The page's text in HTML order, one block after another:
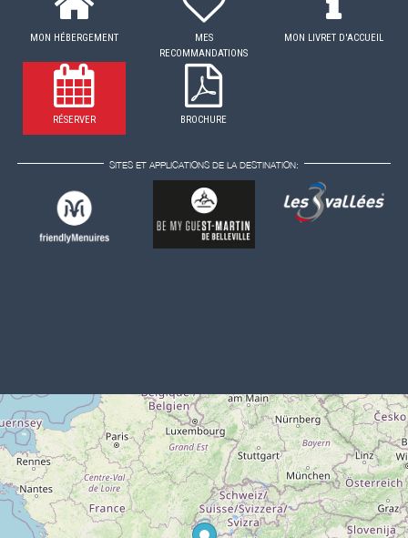
MON HÉBERGEMENT
MES
RECOMMANDATIONS
MON LIVRET D'ACCUEIL
RÉSERVER BROCHURE
SITES ET APPLICATIONS DE LA DESTINATION: